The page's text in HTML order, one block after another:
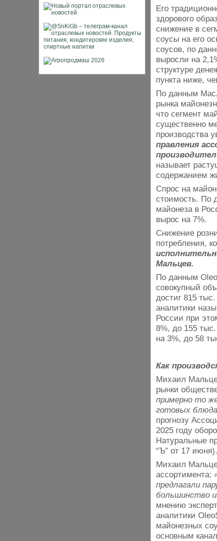
Его
здорового
снижение в
соусы на его
соусов, по
выросли на
структуре
пункта ниже,
По данным
рынка
что сегмент
существенно
производства
правления
называет
содержанием
Спрос на
стоимость. По
майонеза в
вырос на 7%.
Снижение
потребления,
Мальцев.
По данным
совокупный
достиг 815
аналитики
России при
8%, до 155
на 3%, до 58
Как
Михаил
рынки
примерно то
готовых
прогнозу
2025 году
Натуральные
“Ъ” от 17 июня).
Михаил
ассортимента:
предлагали
большинство
мнению
аналитики
майонезных
основным